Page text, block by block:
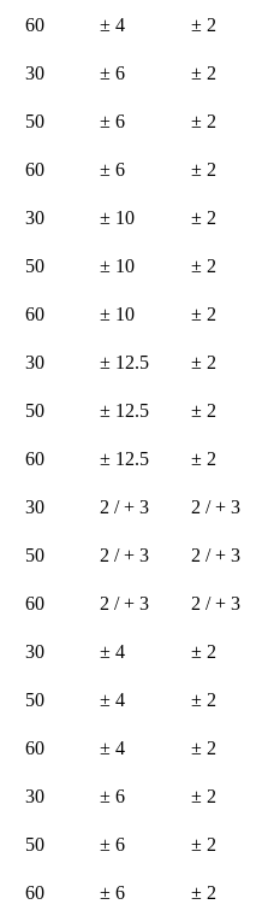
60 ± 4
± 2
30 ± 6
± 2
50 ± 6
± 2
60 ± 6
± 2
30 ± 10
± 2
50 ± 10
± 2
60 ± 10
± 2
30 ± 12.5
± 2
50 ± 12.5
± 2
60 ± 12.5
± 2
30 2 / + 3
2 / + 3
50 2 / + 3
2 / + 3
60 2 / + 3
2 / + 3
30 ± 4
± 2
50 ± 4
± 2
60 ± 4
± 2
30 ± 6
± 2
50 ± 6
± 2
60 ± 6
± 2